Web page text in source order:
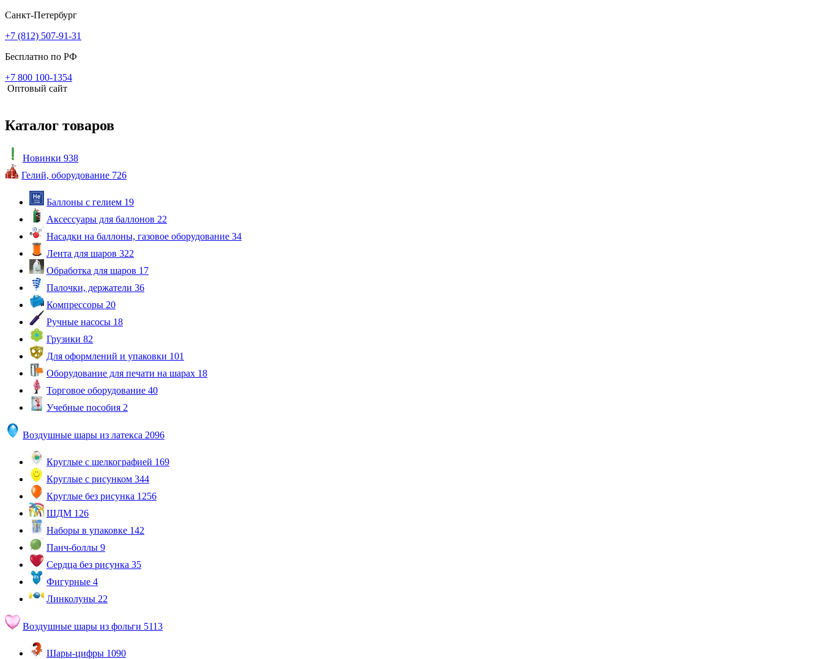
Санкт-Петербург
+7 (812) 507-91-31
Бесплатно по РФ
+7 800 100-1354
Оптовый сайт
Каталог товаров
Новинки 938
Гелий, оборудование 726
Баллоны с гелием 19
Аксессуары для баллонов 22
Насадки на баллоны, газовое оборудование 34
Лента для шаров 322
Обработка для шаров 17
Палочки, держатели 36
Компрессоры 20
Ручные насосы 18
Грузики 82
Для оформлений и упаковки 101
Оборудование для печати на шарах 18
Торговое оборудование 40
Учебные пособия 2
Воздушные шары из латекса 2096
Круглые с шелкографией 169
Круглые с рисунком 344
Круглые без рисунка 1256
ШДМ 126
Наборы в упаковке 142
Панч-боллы 9
Сердца без рисунка 35
Фигурные 4
Линколуны 22
Воздушные шары из фольги 5113
Шары-цифры 1090